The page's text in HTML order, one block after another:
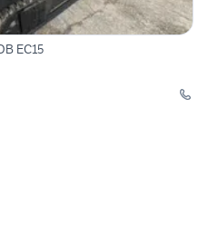
EC15